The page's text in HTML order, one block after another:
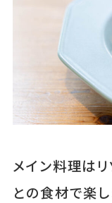
メイン料理は
との食材で楽し